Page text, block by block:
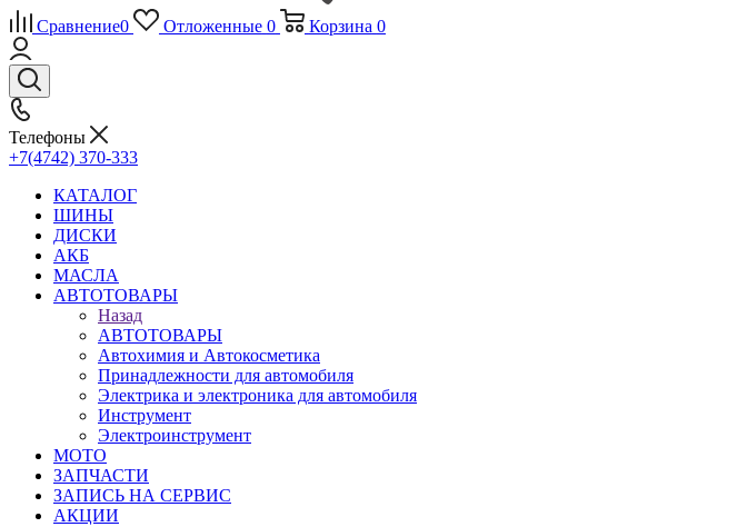
Сравнение0 Отложенные 0 Корзина 0
Телефоны
+7(4742) 370-333
КАТАЛОГ
ШИНЫ
ДИСКИ
АКБ
МАСЛА
АВТОТОВАРЫ
Назад
АВТОТОВАРЫ
Автохимия и Автокосметика
Принадлежности для автомобиля
Электрика и электроника для автомобиля
Инструмент
Электроинструмент
МОТО
ЗАПЧАСТИ
ЗАПИСЬ НА СЕРВИС
АКЦИИ